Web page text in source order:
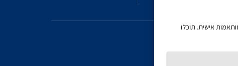
אישית. תוכלו